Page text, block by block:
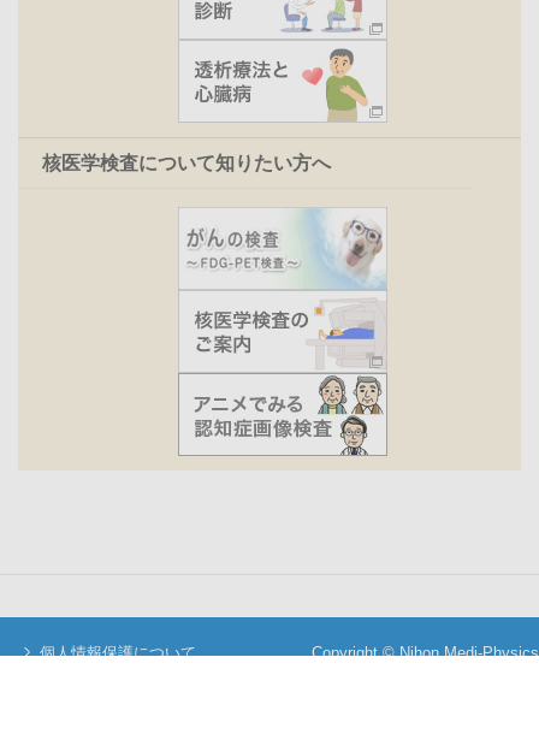
核医学検査について知りたい方へ
個人情報保護について
Copyright © Nihon Medi-Physics